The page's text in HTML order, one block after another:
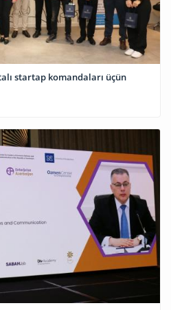
startap komandaları üçün